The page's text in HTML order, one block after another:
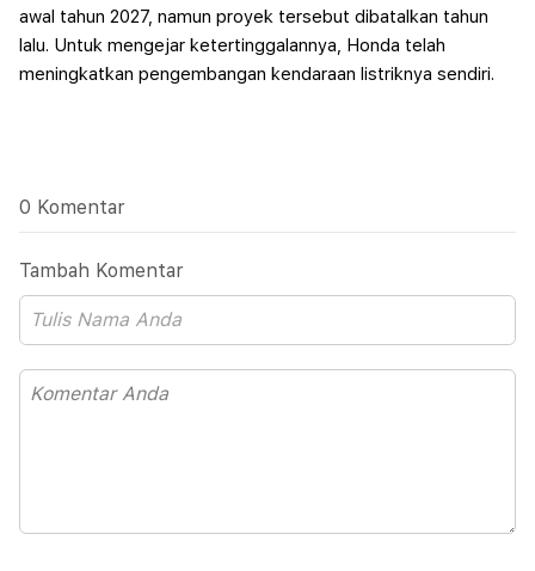
awal tahun 2027, namun proyek tersebut dibatalkan tahun
lalu. Untuk mengejar ketertinggalannya, Honda telah
meningkatkan pengembangan kendaraan listriknya sendiri.
0 Komentar
Tambah Komentar